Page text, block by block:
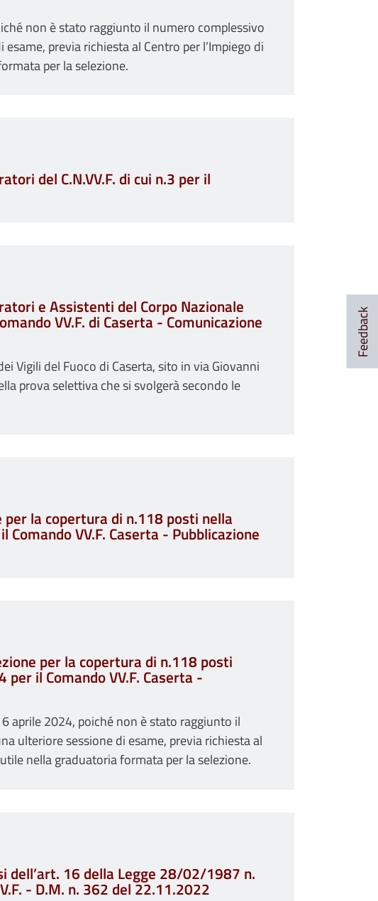
non è stato raggiunto il numero complessivo
previa richiesta al Centro per l’Impiego di
per la selezione.
del C.N.VV.F. di cui n.3 per il
e Assistenti del Corpo Nazionale
VV.F. di Caserta - Comunicazione
Vigili del Fuoco di Caserta, sito in via Giovanni
prova selettiva che si svolgerà secondo le
la copertura di n.118 posti nella
VV.F. Caserta - Pubblicazione
per la copertura di n.118 posti
il Comando VV.F. Caserta -
aprile 2024, poiché non è stato raggiunto il
ulteriore sessione di esame, previa richiesta al
nella graduatoria formata per la selezione.
dell’art. 16 della Legge 28/02/1987 n.
- D.M. n. 362 del 22.11.2022
Feedback